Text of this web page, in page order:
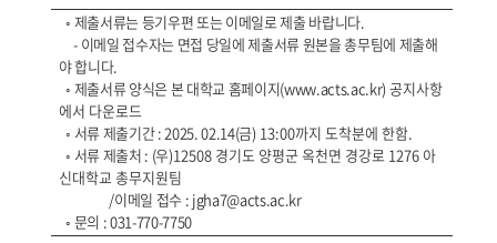
◦ 제출서류는 등기우편 또는 이메일로 제출 바랍니다.
- 이메일 접수자는 면접 당일에 제출서류 원본을 총무팀에 제출해
야 합니다.
◦ 제출서류 양식은 본 대학교 홈페이지(www.acts.ac.kr) 공지사항
에서 다운로드
◦ 서류 제출기간 : 2025. 02.14(금) 13:00까지 도착분에 한함.
◦ 서류 제출처 : (우)12508 경기도 양평군 옥천면 경강로 1276 아
신대학교 총무지원팀
/이메일 접수 : jgha7@acts.ac.kr
◦ 문의 : 031-770-7750